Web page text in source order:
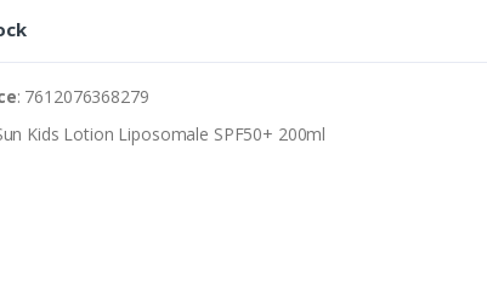
: 7612076368279
Kids Lotion Liposomale SPF50+ 200ml